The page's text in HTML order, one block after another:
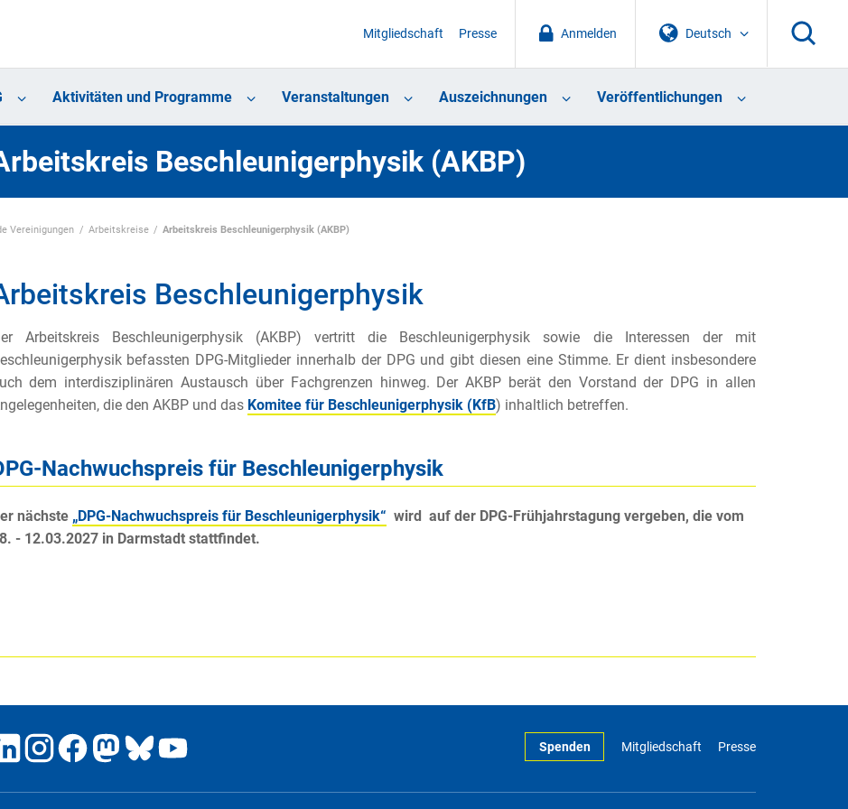
Deutsch
Anmelden
Mitgliedschaft Presse
Aktivitäten und Programme Veranstaltungen Auszeichnungen Veröffentlichungen
Beschleunigerphysik (AKBP)
Vereinigungen Arbeitskreise Arbeitskreis Beschleunigerphysik (AKBP)
Beschleunigerphysik
Arbeitskreis Beschleunigerphysik (AKBP) vertritt die Beschleunigerphysik sowie die Interessen der mit
befassten DPG-Mitglieder innerhalb der DPG und gibt diesen eine Stimme. Er dient insbesondere
dem interdisziplinären Austausch über Fachgrenzen hinweg. Der AKBP berät den Vorstand der DPG in allen
die den AKBP und das Komitee für Beschleunigerphysik (KfB) inhaltlich betreffen.
Nachwuchspreis für Beschleunigerphysik
nächste „DPG-Nachwuchspreis für Beschleunigerphysik“ wird auf der DPG-Frühjahrstagung vergeben, die vom
- 12.03.2027 in Darmstadt stattfindet.
Spenden Mitgliedschaft Presse